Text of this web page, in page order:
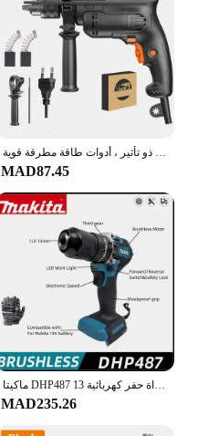
مثقاب كهربائي متعدد الوظائف ذو تأثير ، أدوات طاقة مطرقة قوية ، AC220V ، W W ، من من من AC220V ،
MAD87.45
ماكيتا DHP487 13 مللي متر مثقاب كهربائي لاسلكي 18 فولت محرك كهربائي متغير السرعة بدون فرش أداة حفر كهربائية
MAD235.26